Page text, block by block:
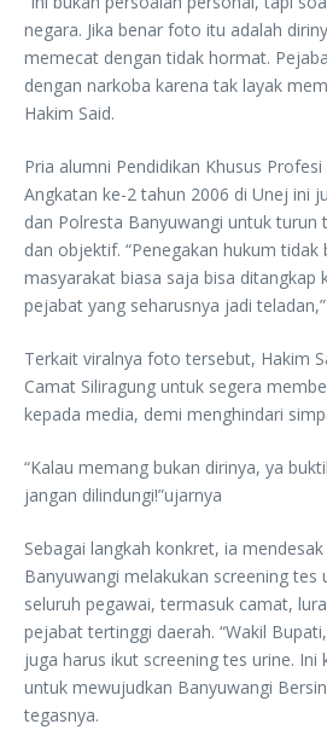
negara. Jika benar foto itu adalah
memecat dengan tidak hormat.
dengan narkoba karena tak layak
Hakim Said.
Pria alumni Pendidikan Khusus Profesi
Angkatan ke-2 tahun 2006 di Unej ini
dan Polresta Banyuwangi untuk turun
dan objektif. “Penegakan hukum tidak
masyarakat biasa saja bisa ditangkap
pejabat yang seharusnya jadi
Terkait viralnya foto tersebut, Hakim
Camat Siliragung untuk segera
kepada media, demi menghindari
“Kalau memang bukan dirinya, ya
jangan dilindungi!”ujarnya
Sebagai langkah konkret, ia
Banyuwangi melakukan screening tes
seluruh pegawai, termasuk camat,
pejabat tertinggi daerah. “Wakil
juga harus ikut screening tes urine.
untuk mewujudkan Banyuwangi
tegasnya.